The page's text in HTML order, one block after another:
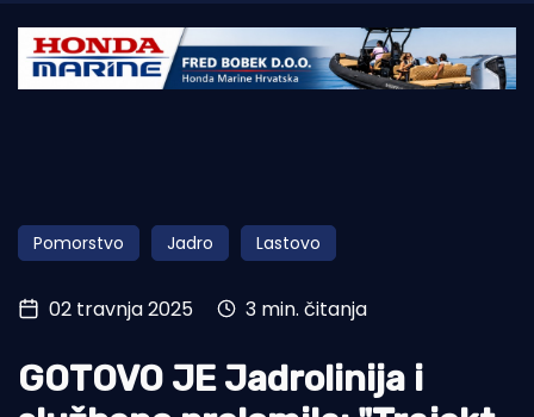
Početna
Obala
Otoci
Turizam i nautika
Pomorstvo
Ribolov
Pomorstvo Jadro Lastovo
02 travnja 2025 3 min. čitanja
GOTOVO JE Jadrolinija i